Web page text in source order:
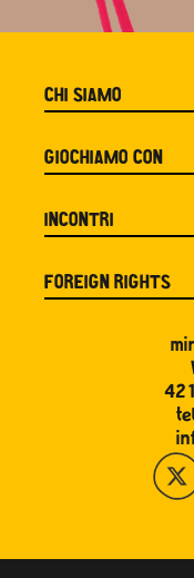
CHI SIAMO
GIOCHIAMO CON
INCONTRI
FOREIGN RIGHTS